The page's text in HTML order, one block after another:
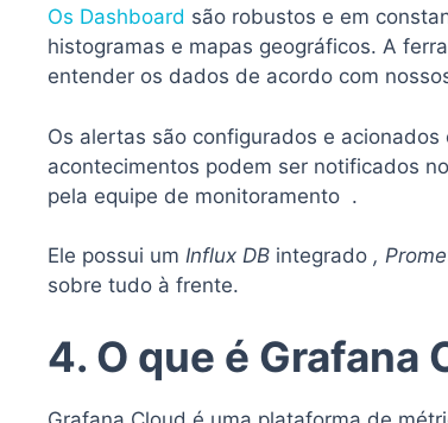
Os Dashboard são robustos e em
histogramas e mapas geográficos. A
entender os dados de acordo com
Os alertas são configurados e
acontecimentos podem ser notificados
pela equipe de monitoramento .
Ele possui um Influx DB integrado ,
sobre tudo à frente.
4. O que é Grafana